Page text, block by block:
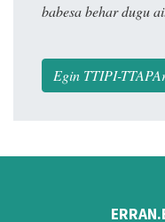
babesa behar dugu
Egin TTIPI-